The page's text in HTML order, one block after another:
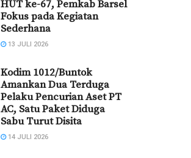
HUT ke-67, Pemkab Barsel
Fokus pada Kegiatan
Sederhana
13 JULI 2026
Kodim 1012/Buntok
Amankan Dua Terduga
Pelaku Pencurian Aset PT
AC, Satu Paket Diduga
Sabu Turut Disita
14 JULI 2026